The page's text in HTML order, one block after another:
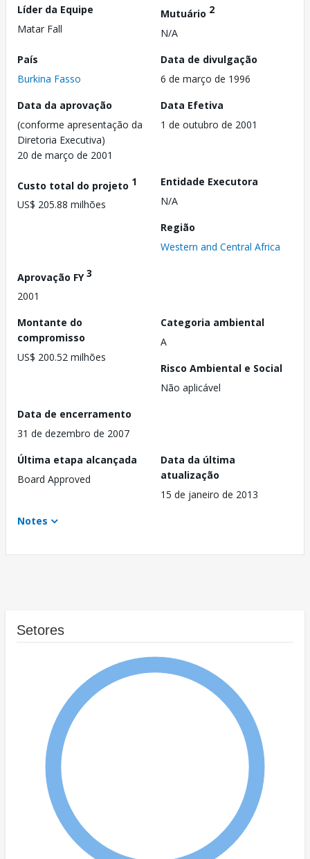
Líder da Equipe
Matar Fall
Mutuário 2
N/A
País
Burkina Fasso
Data de divulgação
6 de março de 1996
Data da aprovação
(conforme apresentação da
Diretoria Executiva)
20 de março de 2001
Data Efetiva
1 de outubro de 2001
Custo total do projeto 1
US$ 205.88 milhões
Entidade Executora
N/A
Região
Western and Central Africa
Aprovação FY3
2001
Montante do
compromisso
US$ 200.52 milhões
Categoria ambiental
A
Risco Ambiental e Social
Não aplicável
Data de encerramento
31 de dezembro de 2007
Última etapa alcançada
Board Approved
Data da última
atualização
15 de janeiro de 2013
Notes
Setores